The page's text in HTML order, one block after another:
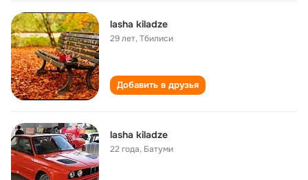
lasha kiladze
29 лет,Тбилиси
Добавить в друзья
lasha kiladze
22 года, Батуми